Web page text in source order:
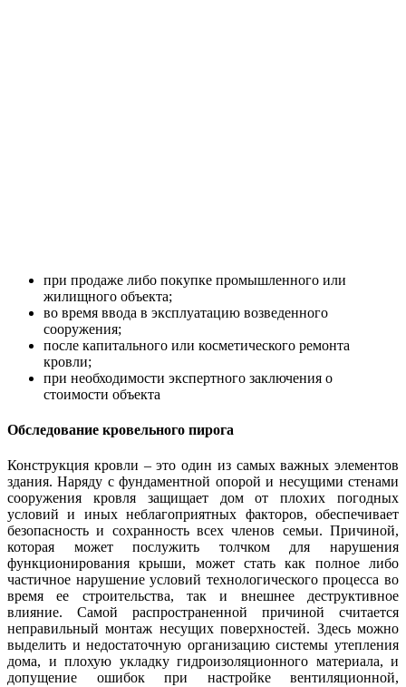
при продаже либо покупке промышленного или
жилищного объекта;
во время ввода в эксплуатацию возведенного
сооружения;
после капитального или косметического ремонта
кровли;
при необходимости экспертного заключения о
стоимости объекта
Обследование кровельного пирога
Конструкция кровли – это один из самых важных элементов
здания. Наряду с фундаментной опорой и несущими стенами
сооружения кровля защищает дом от плохих погодных
условий и иных неблагоприятных факторов, обеспечивает
безопасность и сохранность всех членов семьи. Причиной,
которая может послужить толчком для нарушения
функционирования крыши, может стать как полное либо
частичное нарушение условий технологического процесса во
время ее строительства, так и внешнее деструктивное
влияние. Самой распространенной причиной считается
неправильный монтаж несущих поверхностей. Здесь можно
выделить и недостаточную организацию системы утепления
дома, и плохую укладку гидроизоляционного материала, и
допущение ошибок при настройке вентиляционной,